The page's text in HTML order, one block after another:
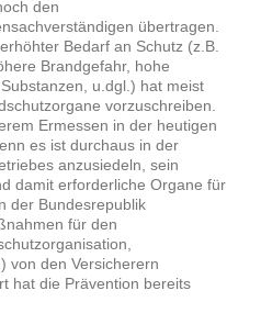
den
übertragen.
Bedarf an Schutz (z.B.
Brandgefahr, hohe
u.dgl.) hat meist
vorzuschreiben.
Ermessen in der heutigen
es ist durchaus in der
anzusiedeln, sein
damit erforderliche Organe für
der Bundesrepublik
für den
von den Versicherern
hat die Prävention bereits